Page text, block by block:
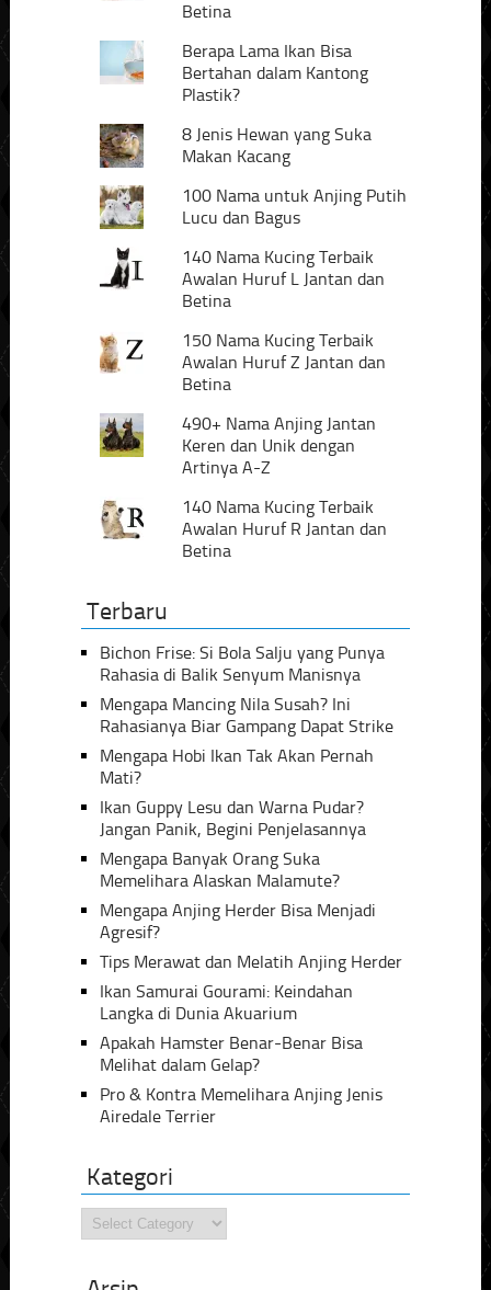
Betina
Berapa Lama Ikan Bisa
Bertahan dalam Kantong
Plastik?
8 Jenis Hewan yang Suka
Makan Kacang
100 Nama untuk Anjing Putih
Lucu dan Bagus
140 Nama Kucing Terbaik
Awalan Huruf L Jantan dan
Betina
150 Nama Kucing Terbaik
Awalan Huruf Z Jantan dan
Betina
490+ Nama Anjing Jantan
Keren dan Unik dengan
Artinya A-Z
140 Nama Kucing Terbaik
Awalan Huruf R Jantan dan
Betina
Terbaru
Bichon Frise: Si Bola Salju yang Punya
Rahasia di Balik Senyum Manisnya
Mengapa Mancing Nila Susah? Ini
Rahasianya Biar Gampang Dapat Strike
Mengapa Hobi Ikan Tak Akan Pernah
Mati?
Ikan Guppy Lesu dan Warna Pudar?
Jangan Panik, Begini Penjelasannya
Mengapa Banyak Orang Suka
Memelihara Alaskan Malamute?
Mengapa Anjing Herder Bisa Menjadi
Agresif?
Tips Merawat dan Melatih Anjing Herder
Ikan Samurai Gourami: Keindahan
Langka di Dunia Akuarium
Apakah Hamster Benar-Benar Bisa
Melihat dalam Gelap?
Pro & Kontra Memelihara Anjing Jenis
Airedale Terrier
Kategori
Kategori